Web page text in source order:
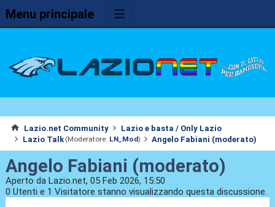
Menu principale
Lazio.net Community
Lazio e basta / Only Lazio
Lazio Talk (Moderatore: LN_Mod) Angelo Fabiani (moderato)
Angelo Fabiani (moderato)
Aperto da Lazio.net, 05 Feb 2026, 15:50
0 Utenti e 1 Visitatore stanno visualizzando questa discussione.